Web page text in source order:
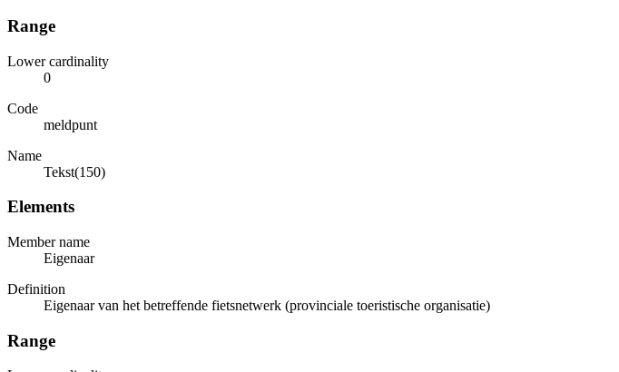
Range
Lower cardinality
0
Code
meldpunt
Name
Tekst(150)
Elements
Member name
Eigenaar
Definition
Eigenaar van het betreffende fietsnetwerk (provinciale toeristische organisatie)
Range